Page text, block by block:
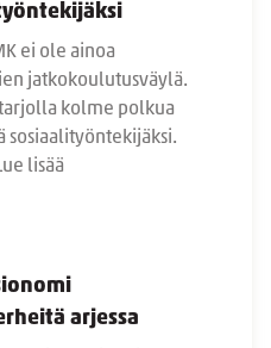
ei ole ainoa
jatkokoulutusväylä.
kolme polkua
sosiaalityöntekijäksi.
Lue lisää
arjessa